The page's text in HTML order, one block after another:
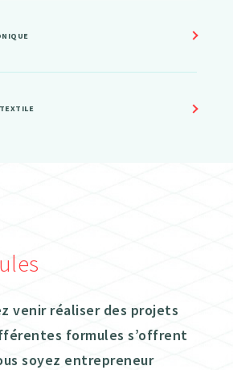
venir réaliser des projets
formules s’offrent
soyez entrepreneur